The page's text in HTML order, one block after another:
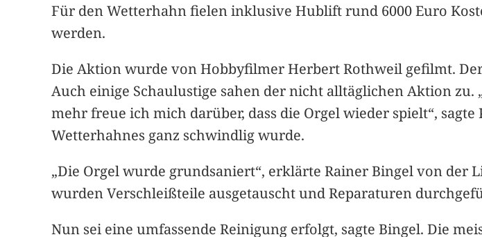
Für den Wetterhahn fielen inklusive Hublift rund 6000 Euro
werden.
Die Aktion wurde von Hobbyfilmer Herbert Rothweil gefilmt.
Auch einige Schaulustige sahen der nicht alltäglichen Aktion zu.
mehr freue ich mich darüber, dass die Orgel wieder spielt“,
Wetterhahnes ganz schwindlig wurde.
„Die Orgel wurde grundsaniert“, erklärte Rainer Bingel von der
wurden Verschleißteile ausgetauscht und Reparaturen
Nun sei eine umfassende Reinigung erfolgt, sagte Bingel. Die